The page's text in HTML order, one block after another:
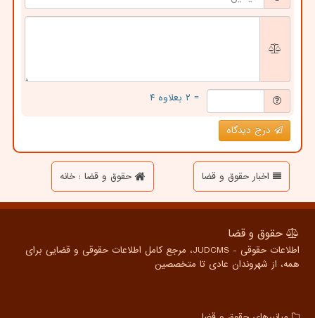
= ۲ بعلاوه ۴
درج دیدگاه
اخبار حقوق و قضا حقوق و قضا : خانه
حقوق و قضا
اطلاعات حقوقی - JUDCMS، مرجع کامل اطلاعات حقوقی و قضایی برای
همه، از شهروندان عادی تا متخصصین